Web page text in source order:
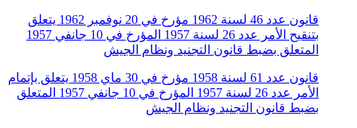
قانون عدد 46 لسنة 1962 مؤرخ في 20 نوفمبر 1962 يتعلق
بتنقيح الأمر عدد 26 لسنة 1957 المؤرخ في 10 جانفي 1957
المتعلق بضبط قانون التجنيد ونظام الجيش
قانون عدد 61 لسنة 1958 مؤرخ في 30 ماي 1958 يتعلق بإتمام
الأمر عدد 26 لسنة 1957 المؤرخ في 10 جانفي 1957 المتعلق
بضبط قانون التجنيد ونظام الجيش